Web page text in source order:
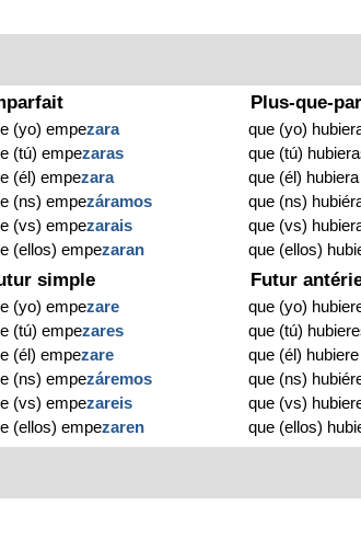
(yo) empezara
(tú) empezaras
(él) empezara
(ns) empezáramos
(vs) empezarais
(ellos) empezaran
Plus-que-
que (yo)
que (tú)
que (él)
que (ns)
que (vs)
que (ellos)
simple
(yo) empezare
(tú) empezares
(él) empezare
(ns) empezáremos
(vs) empezareis
(ellos) empezaren
Futur
que (yo)
que (tú)
que (él)
que (ns)
que (vs)
que (ellos)